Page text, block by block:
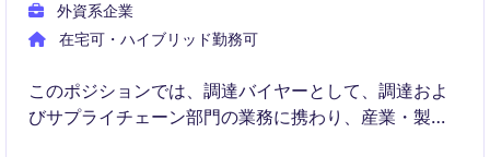
外資系企業
在宅可・ハイブリッド勤務可
このポジションでは、調達バイヤーとして、調達およ
びサプライチェーン部門の業務に携わり、産業・製造